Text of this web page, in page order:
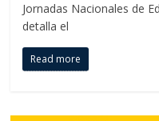
Jornadas Nacionales de
detalla el
Read more